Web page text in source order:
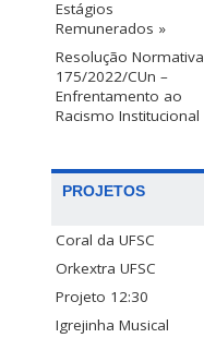
Estágios
Remunerados »
Resolução Normativa
175/2022/CUn –
Enfrentamento ao
Racismo Institucional
PROJETOS
Coral da UFSC
Orkextra UFSC
Projeto 12:30
Igrejinha Musical